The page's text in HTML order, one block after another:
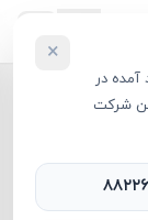
آمده در
شرکت
×